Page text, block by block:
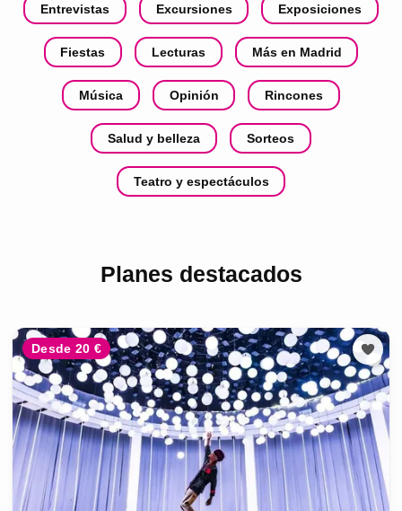
Entrevistas Excursiones Exposiciones
Fiestas Lecturas Más en Madrid
Música Opinión Rincones
Salud y belleza Sorteos
Teatro y espectáculos
Planes destacados
Desde 20 €